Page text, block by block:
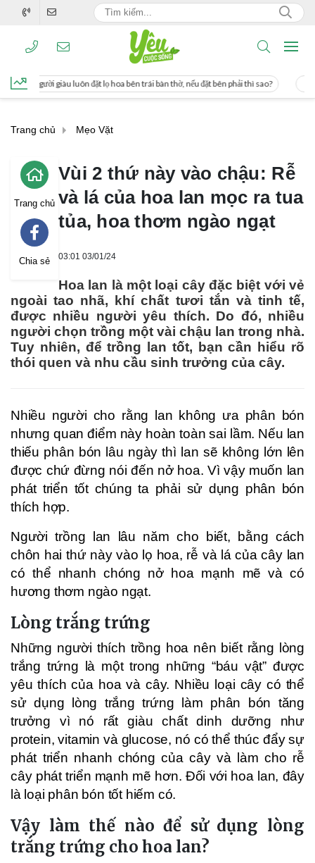
lọ hoa bên trái bàn thờ, nếu đặt bên phải thì sao? Cách uống nước mía
Trang chủ Mẹo Vặt
Trang chủ
Chia sẻ
Vùi 2 thứ này vào chậu: Rễ
và lá của hoa lan mọc ra tua
tủa, hoa thơm ngào ngạt
03:01 03/01/24
Hoa lan là một loại cây đặc biệt với vẻ
ngoài tao nhã, khí chất tươi tắn và tinh tế,
được nhiều người yêu thích. Do đó, nhiều
người chọn trồng một vài chậu lan trong nhà.
Tuy nhiên, để trồng lan tốt, bạn cần hiểu rõ
thói quen và nhu cầu sinh trưởng của cây.
Nhiều người cho rằng lan không ưa phân bón
nhưng quan điểm này hoàn toàn sai lầm. Nếu lan
thiếu phân bón lâu ngày thì lan sẽ không lớn lên
được chứ đừng nói đến nở hoa. Vì vậy muốn lan
phát triển tốt chúng ta phải sử dụng phân bón
thích hợp.
Người trồng lan lâu năm cho biết, bằng cách
chôn hai thứ này vào lọ hoa, rễ và lá của cây lan
có thể nhanh chóng nở hoa mạnh mẽ và có
hương thơm ngào ngạt.
Lòng trắng trứng
Những người thích trồng hoa nên biết rằng lòng
trắng trứng là một trong những “báu vật” được
yêu thích của hoa và cây. Nhiều loại cây có thể
sử dụng lòng trắng trứng làm phân bón tăng
trưởng vì nó rất giàu chất dinh dưỡng như
protein, vitamin và glucose, nó có thể thúc đẩy sự
phát triển nhanh chóng của cây và làm cho rễ
cây phát triển mạnh mẽ hơn. Đối với hoa lan, đây
là loại phân bón tốt hiếm có.
Vậy làm thế nào để sử dụng lòng
trắng trứng cho hoa lan?